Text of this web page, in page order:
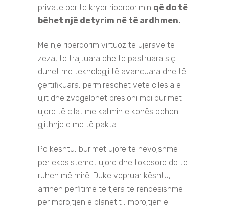
private për të kryer ripërdorimin që do të
bëhet një detyrim në të ardhmen.
Me një ripërdorim virtuoz të ujërave të
zeza, të trajtuara dhe të pastruara siç
duhet me teknologji të avancuara dhe të
çertifikuara, përmirësohet vetë cilësia e
ujit dhe zvogëlohet presioni mbi burimet
ujore të cilat me kalimin e kohës bëhen
gjithnjë e më të pakta.
Po kështu, burimet ujore të nevojshme
për ekosistemet ujore dhe tokësore do të
ruhen më mirë. Duke vepruar kështu,
arrihen përfitime të tjera të rëndësishme
për mbrojtjen e planetit , mbrojtjen e